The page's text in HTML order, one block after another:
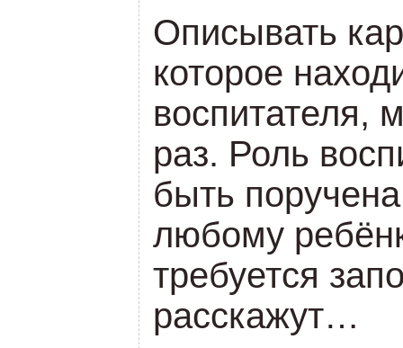
Описывать
которое
воспитателя,
раз. Роль
быть
любому
требуется
расскажут…